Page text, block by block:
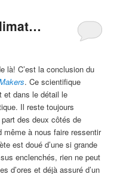
là! C’est la conclusion du
. Ce scientifique
et dans le détail le
Il reste toujours
des deux côtés de
même à nous faire ressentir
est doué d’une si grande
enclenchés, rien ne peut
d’ores et déjà assuré d’un